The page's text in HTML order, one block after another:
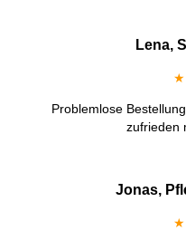
Lena,
Problemlose
zufrieden
Jonas,